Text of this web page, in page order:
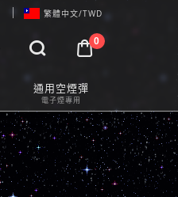
繁體中文/TWD
 0
通用空煙彈
電子煙專用